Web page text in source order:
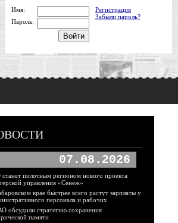
Имя:
Регистрация
Забыли пароль?
Пароль:
07.08.2026
пилотным регионом нового проекта
управления «Сенеж»
крае быстрее всего растут зарплаты у
персонала и рабочих
обсудили стратегию сохранения
памяти